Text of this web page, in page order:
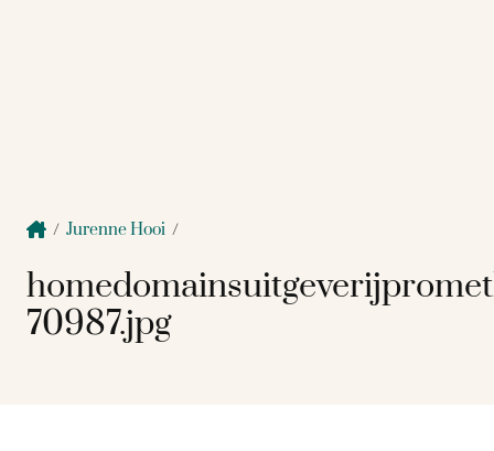
/ Jurenne Hooi /
70987.jpg